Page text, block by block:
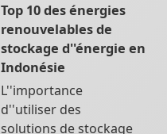
Top 10 des énergies
renouvelables de
stockage d''énergie en
Indonésie
L''importance
d''utiliser des
solutions de stockage